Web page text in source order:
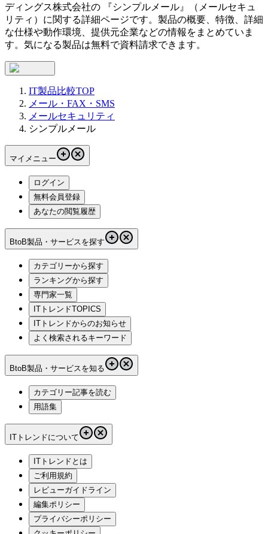
ディングス株式会社の 『シンプルメール 』（ メールセキュ
リティ ）に関する詳細ページです。製品の概要、特徴、詳細
な仕様や動作環境、提供元企業などの情報をまとめていま
す。気になる製品は無料で資料請求できます。
IT製品比較TOP
メール・FAX・SMS
メールセキュリティ
シンプルメール
マイメニュー
ログイン
無料会員登録
あなたの閲覧履歴
BtoB製品・サービスを探す
カテゴリーから探す
ランキングから探す
専門家一覧
ITトレンドTOPICS
ITトレンドからのお知らせ
よく検索されるキーワード
BtoB製品・サービスを知る
カテゴリー記事を読む
用語集
ITトレンドについて
ITトレンドとは
ご利用規約
レビューガイドライン
編集ポリシー
プライバシーポリシー